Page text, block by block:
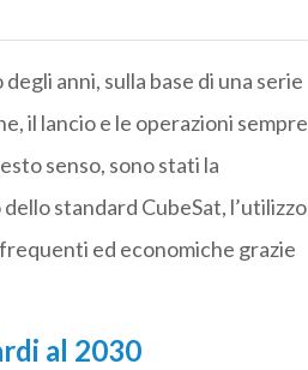
anni, sulla base di una serie
il lancio e le operazioni sempre
senso, sono stati la
standard CubeSat, l’utilizzo
ed economiche grazie
al 2030